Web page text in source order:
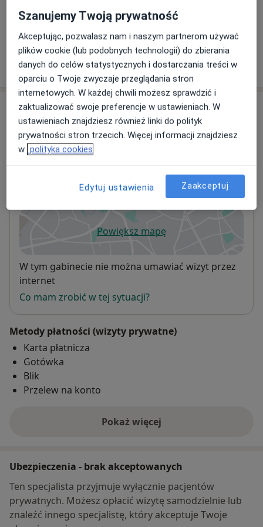
W jaki sposób ustalane są ceny?
Adresy (3)
Adres 1 Adres 2 Online
MEDIVEC Przychodnia Specjalistyczna
83-000 Pruszcz Gdański
Powiększ mapęotwiera się w nowej karcie
Dostępność
W tym gabinecie nie można umawiać wizyt przez
internet
Co mam zrobić w tej sytuacji?
Metody płatności (wizyty prywatne)
Karta płatnicza
Gotówka
Blik
Przelew na konto
Pokaż więcej
o adresie
Ubezpieczenia - brak akceptowanych
Ten specjalista przyjmuje wyłącznie pacjentów
prywatnych. Możesz opłacić wizytę samodzielnie lub
znaleźć innego specjalistę, który akceptuje Twoje
Szanujemy Twoją prywatność
Akceptując, pozwalasz nam i naszym partnerom używać
plików cookie (lub podobnych technologii) do zbierania
danych do celów statystycznych i dostarczania treści w
oparciu o Twoje zwyczaje przeglądania stron
internetowych. W każdej chwili możesz sprawdzić i
zaktualizować swoje preferencje w ustawieniach. W
ustawieniach znajdziesz również linki do polityk
prywatności stron trzecich. Więcej informacji znajdziesz
w polityka cookies
Edytuj ustawienia Zaakceptuj